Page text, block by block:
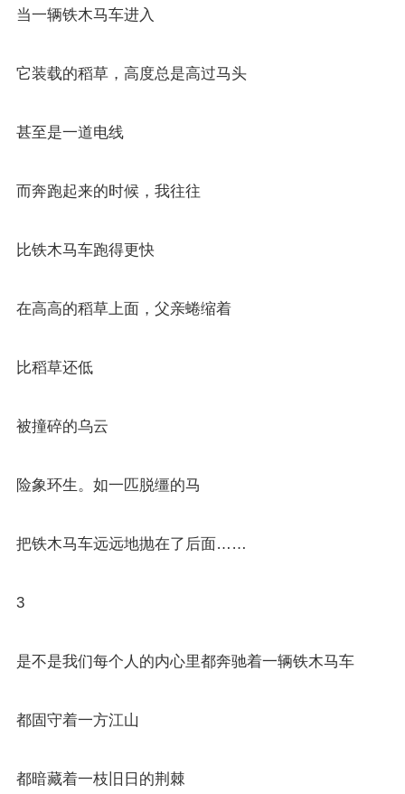
当一辆铁木马车进入
它装载的稻草，高度总是高过马头
甚至是一道电线
而奔跑起来的时候，我往往
比铁木马车跑得更快
在高高的稻草上面，父亲蜷缩着
比稻草还低
被撞碎的乌云
险象环生。如一匹脱缰的马
把铁木马车远远地抛在了后面……
3
是不是我们每个人的内心里都奔驰着一辆铁木马车
都固守着一方江山
都暗藏着一枝旧日的荆棘